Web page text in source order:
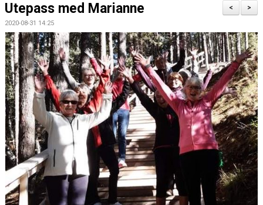
PRISER
FRITIDSKORTET
VANLIGA FRÅGOR
VÅRA HALLAR
IDROTTSFRITIDS
NYHETER
KALENDER
BG SHOP
>
<
Utepass med Marianne
2020-08-31 14:25